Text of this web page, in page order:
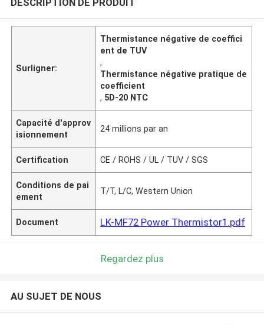
Surligner:
Thermistance négative de coeffici
ent de TUV
,
Thermistance négative pratique de
coefficient
, 5D-20 NTC
Capacité d'approv
isionnement
24 millions par an
Certification CE / ROHS / UL / TUV / SGS
Conditions de pai
ement
T/T, L/C, Western Union
Document LK-MF72 Power Thermistor1.pdf
Regardez plus
AU SUJET DE NOUS